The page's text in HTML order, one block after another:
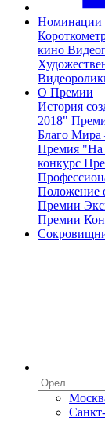
Номинации
кино
О Премии
История
2018"
Благо Мира
Премия "На
конкурс
Положение
Премии
Премии